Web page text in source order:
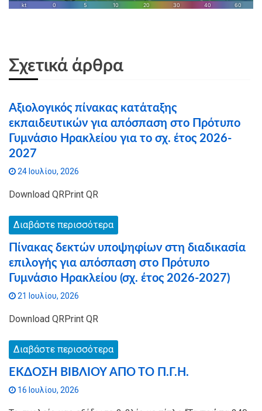
Σχετικά άρθρα
Αξιολογικός πίνακας κατάταξης
εκπαιδευτικών για απόσπαση στο Πρότυπο
Γυμνάσιο Ηρακλείου για το σχ. έτος 2026-
2027
24 Ιουλίου, 2026
Download QRPrint QR
Διαβάστε περισσότερα
Πίνακας δεκτών υποψηφίων στη διαδικασία
επιλογής για απόσπαση στο Πρότυπο
Γυμνάσιο Ηρακλείου (σχ. έτος 2026-2027)
21 Ιουλίου, 2026
Download QRPrint QR
Διαβάστε περισσότερα
ΕΚΔΟΣΗ ΒΙΒΛΙΟΥ ΑΠΟ ΤΟ Π.Γ.Η.
16 Ιουλίου, 2026